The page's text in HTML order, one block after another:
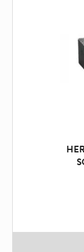
Price